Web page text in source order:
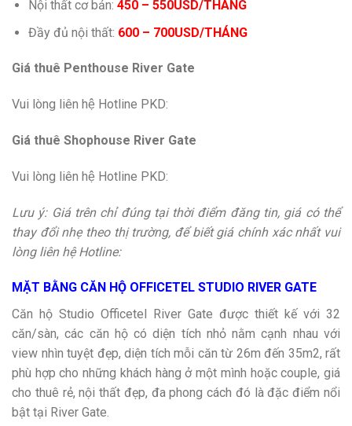
Nội thất cơ bản: 450 – 550USD/THÁNG
Đầy đủ nội thất: 600 – 700USD/THÁNG
Giá thuê Penthouse River Gate
Vui lòng liên hệ Hotline PKD:
Giá thuê Shophouse River Gate
Vui lòng liên hệ Hotline PKD:
Lưu ý: Giá trên chỉ đúng tại thời điểm đăng tin, giá có thể
thay đổi nhẹ theo thị trường, để biết giá chính xác nhất vui
lòng liên hệ Hotline:
MẶT BẰNG CĂN HỘ OFFICETEL STUDIO RIVER GATE
Căn hộ Studio Officetel River Gate được thiết kế với 32
căn/sàn, các căn hộ có diện tích nhỏ nằm cạnh nhau với
view nhìn tuyệt đẹp, diện tích mỗi căn từ 26m đến 35m2, rất
phù hợp cho những khách hàng ở một mình hoặc couple, giá
cho thuê rẻ, nội thất đẹp, đa phong cách đó là đặc điểm nổi
bật tại River Gate.